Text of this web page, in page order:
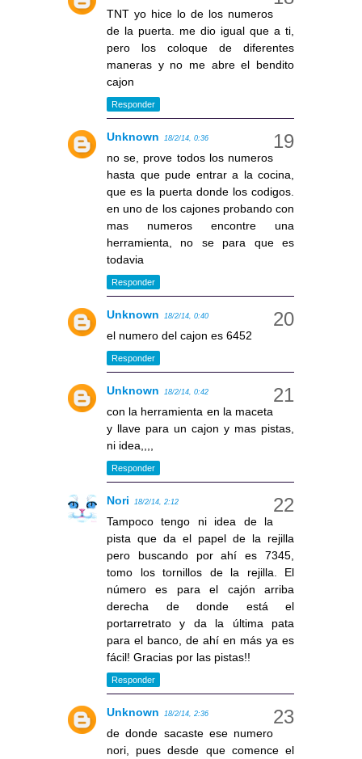
TNT yo hice lo de los numeros
de la puerta. me dio igual que a ti,
pero los coloque de diferentes
maneras y no me abre el bendito
cajon
Responder
Unknown 18/2/14, 0:36
no se, prove todos los numeros
hasta que pude entrar a la cocina,
que es la puerta donde los codigos.
en uno de los cajones probando con
mas numeros encontre una
herramienta, no se para que es
todavia
Responder
Unknown 18/2/14, 0:40
el numero del cajon es 6452
Responder
Unknown 18/2/14, 0:42
con la herramienta en la maceta
y llave para un cajon y mas pistas,
ni idea,,,,
Responder
Nori 18/2/14, 2:12
Tampoco tengo ni idea de la
pista que da el papel de la rejilla
pero buscando por ahí es 7345,
tomo los tornillos de la rejilla. El
número es para el cajón arriba
derecha de donde está el
portarretrato y da la última pata
para el banco, de ahí en más ya es
fácil! Gracias por las pistas!!
Responder
Unknown 18/2/14, 2:36
de donde sacaste ese numero
nori, pues desde que comence el